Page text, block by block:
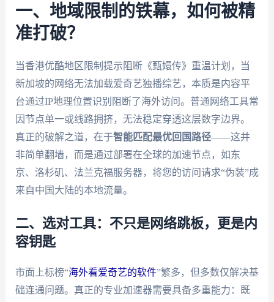
一、地域限制的铁幕，如何被精
准打破？
当香港优酷地区限制提示阻断《甄嬛传》重温计划，当
新加坡的网络无法加载爱奇艺独播综艺，本质是内容平
台通过IP地理位置识别阻断了海外访问。普通网络工具常
因节点单一或线路拥挤，无法稳定穿透这层数字边界。
真正的破解之道，在于智能匹配最优回国路径——这并
非简单翻墙，而是通过部署在全球的加速节点，如东
京、洛杉矶、法兰克福服务器，将您的访问请求“伪装”成
来自中国大陆的本地流量。
二、选对工具：不只是网络跳板，更是内
容钥匙
市面上标榜“海外看爱奇艺的软件”繁多，但多数仅解决基
础连通问题。真正的专业加速器需要具备多重能力：既